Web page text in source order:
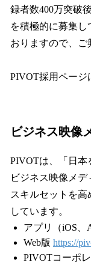
録者数400万突破
を積極的に募集
おりますので、ご
PIVOT採用ページ
ビジネス映像
PIVOTは、「日本
ビジネス映像メ
スキルセットを
しています。
アプリ（iOS、
Web版 https://
PIVOTコーポ